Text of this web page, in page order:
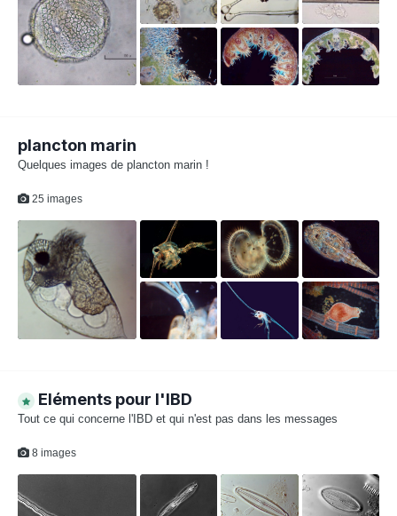
plancton marin
Quelques images de plancton marin !
25 images
Eléments pour l'IBD
Tout ce qui concerne l'IBD et qui n'est pas dans les messages
8 images